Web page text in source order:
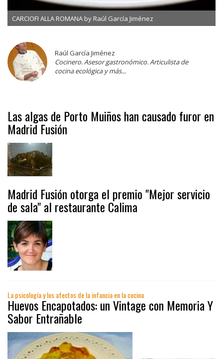
CARCIOFI ALLA ROMANA by Raúl García Jiménez
Raúl García Jiménez
Cocinero. Asesor gastronómico. Articulista de
cocina ecológica y más...
Las algas de Porto Muiños han causado furor en
Madrid Fusión
Madrid Fusión otorga el premio "Mejor servicio
de sala" al restaurante Calima
La psicología y los afectos de la infancia en la cocina
Huevos Encapotados: un Vintage con Memoria Y
Sabor Entrañable